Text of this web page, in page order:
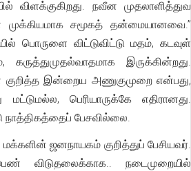
விளக்குகிறது. நவீன முதலாளித்துவ
முக்கியமாக சமூகத் தன்மையானவை.”
பொருளை விட்டுவிட்டு மதம், கடவுள்
கருத்துமுதல்வாதமாக இருக்கின்றது.
குறித்த இன்றைய அணுகுமுறை என்பது,
பெரியாருக்கே எதிரானது.
நாத்திகத்தைப் பேசவில்லை.
ஜனநாயகம் குறித்துப் பேசியவர்.
விடுதலைக்காக.. நடைமுறையில்